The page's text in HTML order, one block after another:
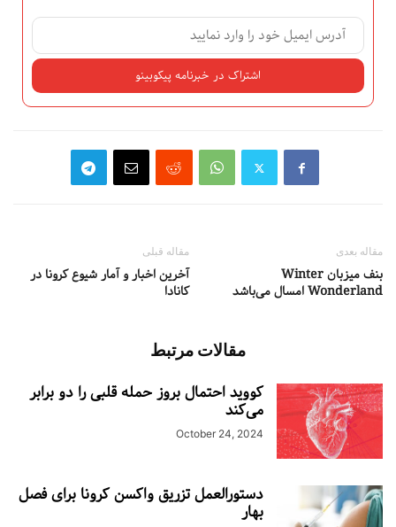
مقاله قبلی
آخرین اخبار و آمار شیوع کرونا در
کانادا
مقاله بعدی
بنف میزبان Winter
Wonderland امسال می‌باشد
مقالات مرتبط
کووید احتمال بروز حمله قلبی را دو برابر
می‌کند
October 24, 2024
دستورالعمل تزریق واکسن کرونا برای فصل
بهار